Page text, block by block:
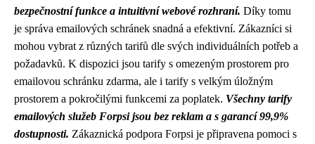
bezpečnostní funkce a intuitivní webové rozhraní. Díky tomu
je správa emailových schránek snadná a efektivní. Zákazníci si
mohou vybrat z různých tarifů dle svých individuálních potřeb a
požadavků. K dispozici jsou tarify s omezeným prostorem pro
emailovou schránku zdarma, ale i tarify s velkým úložným
prostorem a pokročilými funkcemi za poplatek. Všechny tarify
emailových služeb Forpsi jsou bez reklam a s garancí 99,9%
dostupnosti. Zákaznická podpora Forpsi je připravena pomoci s